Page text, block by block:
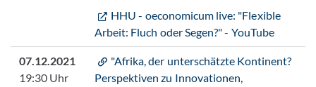
HHU - oeconomicum live: "Flexible
Arbeit: Fluch oder Segen?" - YouTube
07.12.2021
19:30 Uhr
"Afrika, der unterschätzte Kontinent?
Perspektiven zu Innovationen,